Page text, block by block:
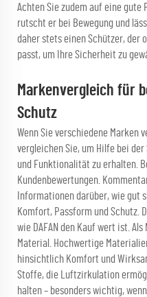
Achten Sie zudem auf eine gute
rutscht er bei Bewegung und
daher stets einen Schützer, der
passt, um Ihre Sicherheit zu
Markenvergleich für
Schutz
Wenn Sie verschiedene Marken
vergleichen Sie, um Hilfe bei
und Funktionalität zu erhalten.
Kundenbewertungen.
Informationen darüber, wie gut
Komfort, Passform und Schutz.
wie DAFAN den Kauf wert ist.
Material. Hochwertige
hinsichtlich Komfort und
Stoffe, die Luftzirkulation
halten – besonders wichtig,